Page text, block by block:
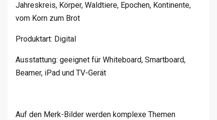
Jahreskreis, Körper, Waldtiere, Epochen, Kontinente,
vom Korn zum Brot
Produktart: Digital
Ausstattung: geeignet für Whiteboard, Smartboard,
Beamer, iPad und TV-Gerät
Auf den Merk-Bilder werden komplexe Themen